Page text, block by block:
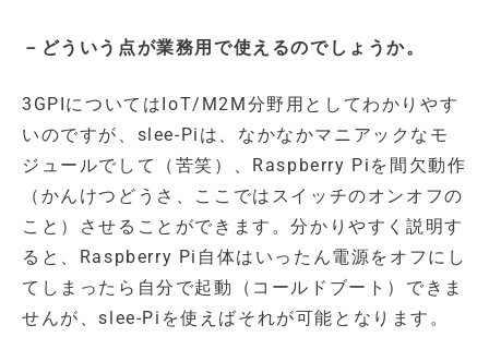
－どういう点が業務用で使えるのでしょうか。
3GPIについてはIoT/M2M分野用としてわかりやす
いのですが、slee-Piは、なかなかマニアックなモ
ジュールでして（苦笑）、Raspberry Piを間欠動作
（かんけつどうさ、ここではスイッチのオンオフの
こと）させることができます。分かりやすく説明す
ると、Raspberry Pi自体はいったん電源をオフにし
てしまったら自分で起動（コールドブート）できま
せんが、slee-Piを使えばそれが可能となります。